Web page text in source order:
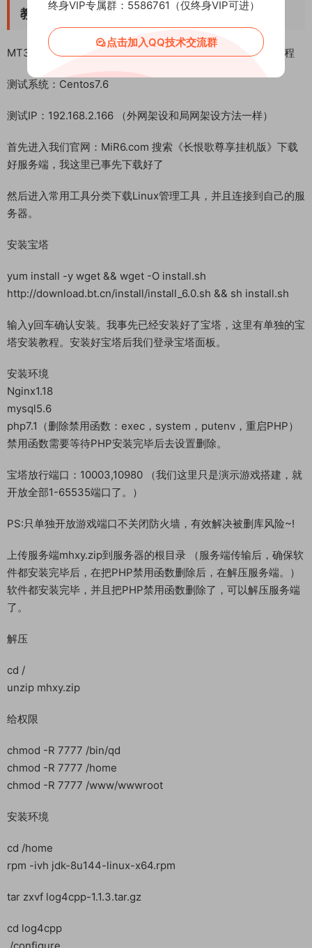
教程介绍
MT3换皮梦幻西游手游 《长恨歌尊享挂机版》 Linux 搭建教程
首先进入我们官网：MiR6.com 搜索《长恨歌尊享挂机版》下载
然后进入常用工具分类下载Linux管理工具，并且连接到自己的服
安装宝塔
yum install -y wget && wget -O install.sh
http://download.bt.cn/install/install_6.0.sh && sh install.sh
输入y回车确认安装。我事先已经安装好了宝塔，这里有单独的宝
塔安装教程。安装好宝塔后我们登录宝塔面板。
安装环境
mysql5.6
php7.1（删除禁用函数：exec，system，putenv，重启PHP）
禁用函数需要等待PHP安装完毕后去设置删除。
开放全部1-65535端口了。）
PS:只单独开放游戏端口不关闭防火墙，有效解决被删库风险~!
件都安装完毕后，在把PHP禁用函数删除后，在解压服务端。）
了。
解压
cd /
给权限
chmod -R 7777 /bin/qd
chmod -R 7777 /www/wwwroot
终身VIP专属群：5586761（仅终身VIP可进）
点击加入QQ技术交流群